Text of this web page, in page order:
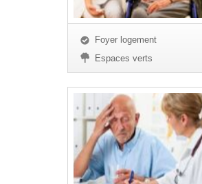
Foyer logement
Espaces verts